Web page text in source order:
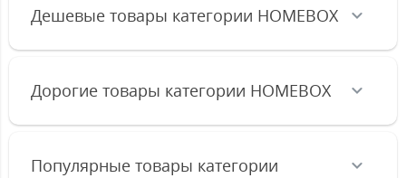
Дешевые товары категории HOMEBOX
Дорогие товары категории HOMEBOX
Популярные товары категории